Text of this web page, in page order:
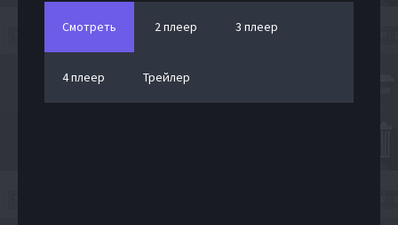
Смотреть 2 плеер 3 плеер
4 плеер Трейлер